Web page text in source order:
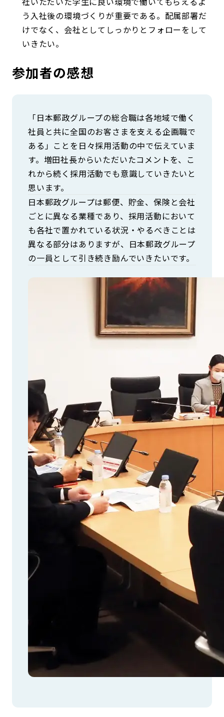
う入社後の環境づくりが重要である。配属部署だ
けでなく、会社としてしっかりとフォローをして
いきたい。
参加者の感想
「日本郵政グループの総合職は各地域で働く
社員と共に全国のお客さまを支える企画職で
ある」ことを日々採用活動の中で伝えていま
す。増田社長からいただいたコメントを、こ
れから続く採用活動でも意識していきたいと
思います。
日本郵政グループは郵便、貯金、保険と会社
ごとに異なる業種であり、採用活動において
も各社で置かれている状況・やるべきことは
異なる部分はありますが、日本郵政グループ
の一員として引き続き励んでいきたいです。